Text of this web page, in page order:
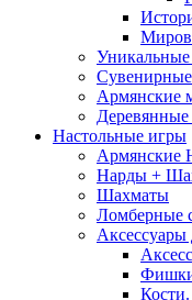
Уникальные
Армянские
Деревянные
Настольные игры
Армянские
Нарды +
Шахматы
Ломберные
Аксессуары